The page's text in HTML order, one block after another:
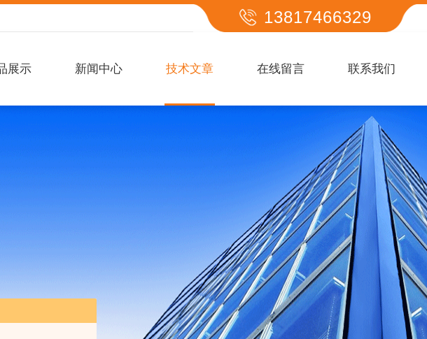
13817466329
展示 新闻中心 技术文章 在线留言 联系我们